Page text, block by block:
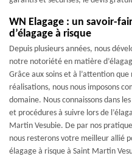
WN Elagage : un savoir-
d’élagage à risque
Depuis plusieurs années, nous
notre notoriété en matière
Grâce aux soins et à l’attention
réalisations, nous nous imposons
domaine. Nous connaissons dans
et procédures à suivre lors de
Martin Vesubie. De par nos
nous resterons votre meilleur allié
élagage à risque à Saint Martin